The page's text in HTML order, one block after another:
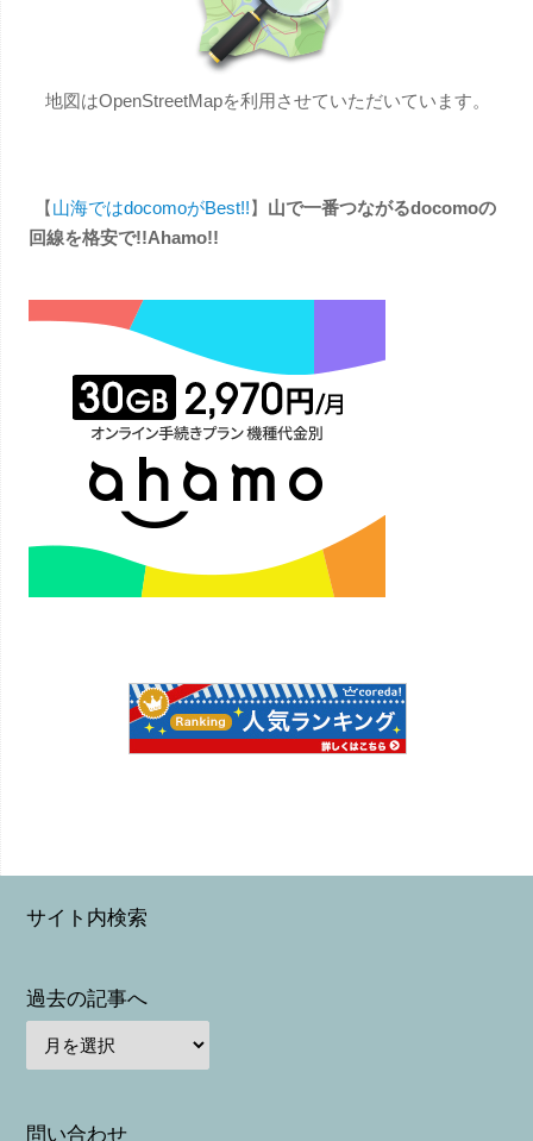
地図はOpenStreetMapを利用させていただいています。
【山海ではdocomoがBest!!】 山で一番つながるdocomoの
回線を格安で!!Ahamo!!
サイト内検索
過去の記事へ
問い合わせ